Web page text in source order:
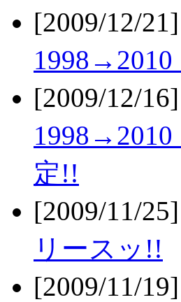
[2009/12/
[2009/12/
定!!
[2009/11/
リースッ!!
[2009/11/